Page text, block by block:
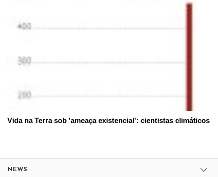
Vida na Terra sob 'ameaça existencial': cientistas climáticos
NEWS